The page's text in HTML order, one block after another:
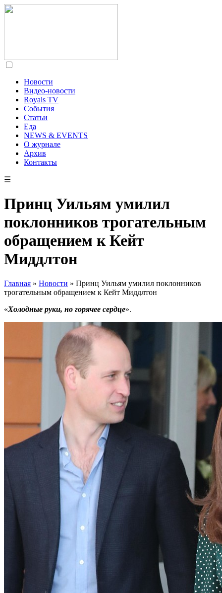
Новости
Видео-новости
Royals TV
События
Статьи
Еда
NEWS & EVENTS
О журнале
Архив
Контакты
☰
Принц Уильям умилил
поклонников трогательным
обращением к Кейт
Миддлтон
Главная » Новости » Принц Уильям умилил поклонников
трогательным обращением к Кейт Миддлтон
«Холодные руки, но горячее сердце».